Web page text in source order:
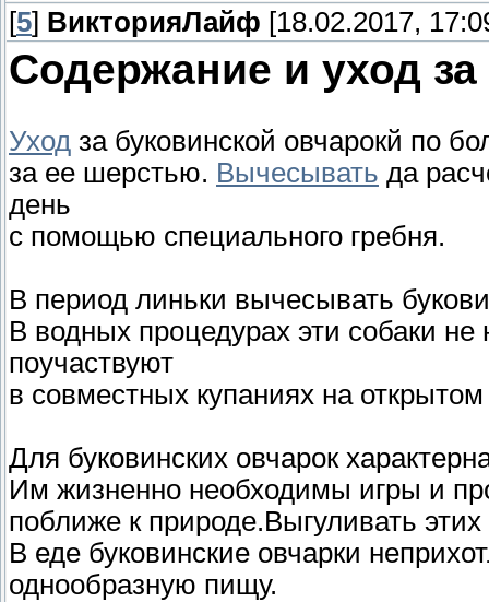
[5] ВикторияЛайф [18.02.2017,
Содержание и уход
Уход за буковинской овчарокй по
за ее шерстью. Вычесывать да
день
с помощью специального гребня.
В период линьки вычесывать
В водных процедурах эти собаки
поучаствуют
в совместных купаниях на открытом
Для буковинских овчарок
Им жизненно необходимы игры и
поближе к природе.Выгуливать
В еде буковинские овчарки
однообразную пищу.